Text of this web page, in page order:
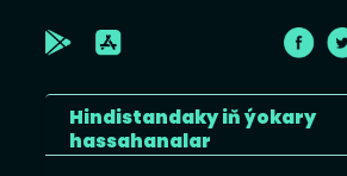
Hindistandaky iň ýokary
hassahanalar